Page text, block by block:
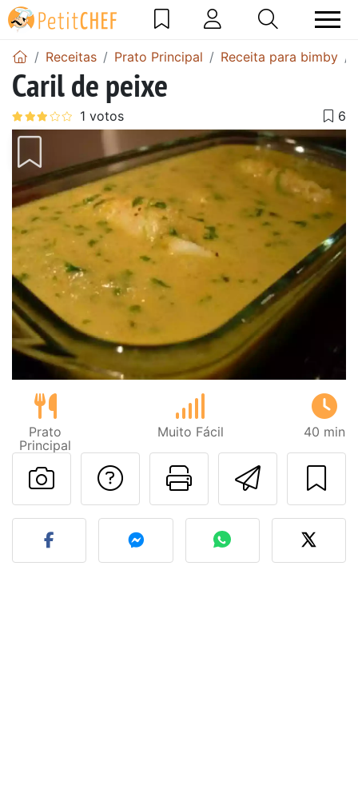
Receitas Prato Principal Receita para bimby
Caril de peixe
Prato
Principal
Muito Fácil 40 min
Imprima
Falar com o autor
Fez esta receita?